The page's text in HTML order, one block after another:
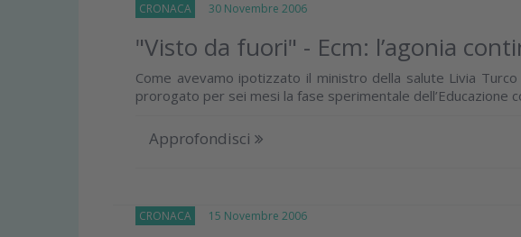
CRONACA 30 Novembre 2006
"Visto da fuori" - Ecm: l’agonia
Come avevamo ipotizzato il ministro della salute Livia
prorogato per sei mesi la fase sperimentale dell’Educazione
Approfondisci
CRONACA 15 Novembre 2006